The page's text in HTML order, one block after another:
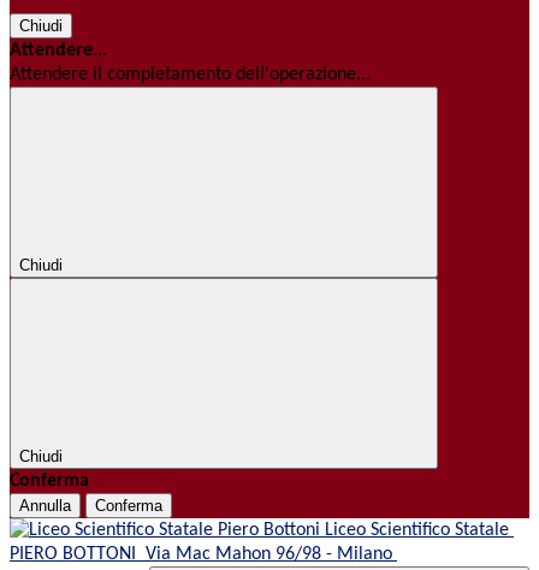
Chiudi
Attendere...
Attendere il completamento dell'operazione...
Chiudi
Chiudi
Conferma
Annulla Conferma
Liceo Scientifico Statale
PIERO BOTTONI Via Mac Mahon 96/98 - Milano